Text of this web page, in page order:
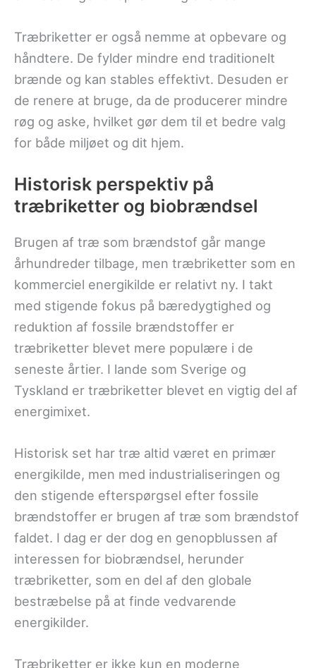
Træbriketter er også nemme at opbevare og
håndtere. De fylder mindre end traditionelt
brænde og kan stables effektivt. Desuden er
de renere at bruge, da de producerer mindre
røg og aske, hvilket gør dem til et bedre valg
for både miljøet og dit hjem.
Historisk perspektiv på
træbriketter og biobrændsel
Brugen af træ som brændstof går mange
århundreder tilbage, men træbriketter som en
kommerciel energikilde er relativt ny. I takt
med stigende fokus på bæredygtighed og
reduktion af fossile brændstoffer er
træbriketter blevet mere populære i de
seneste årtier. I lande som Sverige og
Tyskland er træbriketter blevet en vigtig del af
energimixet.
Historisk set har træ altid været en primær
energikilde, men med industrialiseringen og
den stigende efterspørgsel efter fossile
brændstoffer er brugen af træ som brændstof
faldet. I dag er der dog en genopblussen af
interessen for biobrændsel, herunder
træbriketter, som en del af den globale
bestræbelse på at finde vedvarende
energikilder.
Træbriketter er ikke kun en moderne